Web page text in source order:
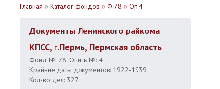
Главная » Каталог фондов » Ф.78 » Оп.4
Документы Ленинского райкома
КПСС, г.Пермь, Пермская область
Фонд №: 78. Опись №: 4
Крайние даты документов: 1922-1939
Кол-во дел: 327